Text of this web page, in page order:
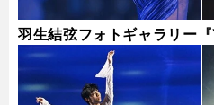
羽生結弦フォトギャラリー『